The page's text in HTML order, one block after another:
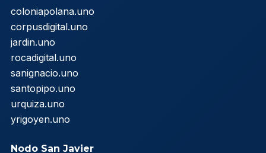
coloniapolana.uno
corpusdigital.uno
jardin.uno
rocadigital.uno
sanignacio.uno
santopipo.uno
urquiza.uno
yrigoyen.uno
Nodo San Javier